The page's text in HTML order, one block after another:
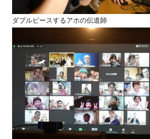
ダブルピースするアホの伝道師